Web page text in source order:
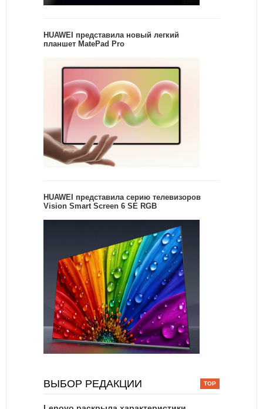
HUAWEI представила новый легкий
планшет MatePad Pro
HUAWEI представила серию телевизоров
Vision Smart Screen 6 SE RGB
ВЫБОР РЕДАКЦИИ